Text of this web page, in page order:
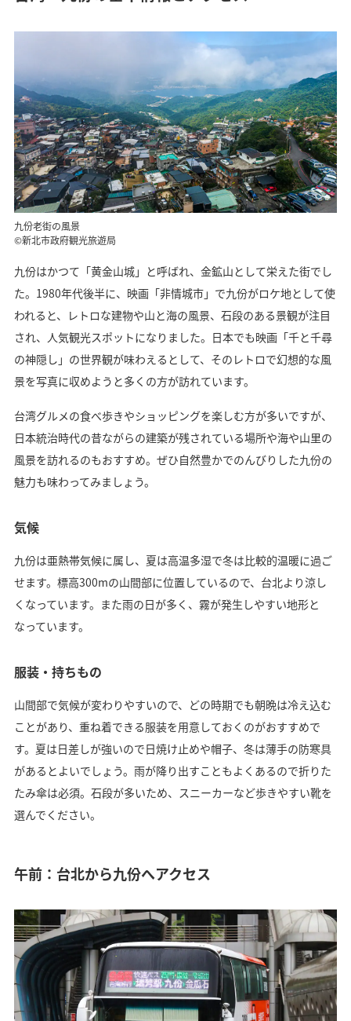
九份老街の風景
©新北市政府観光旅遊局
九份はかつて「黄金山城」と呼ばれ、金鉱山として栄えた街でし
た。1980年代後半に、映画「非情城市」で九份がロケ地として使
われると、レトロな建物や山と海の風景、石段のある景観が注目
され、人気観光スポットになりました。日本でも映画「千と千尋
の神隠し」の世界観が味わえるとして、そのレトロで幻想的な風
景を写真に収めようと多くの方が訪れています。
台湾グルメの食べ歩きやショッピングを楽しむ方が多いですが、
日本統治時代の昔ながらの建築が残されている場所や海や山里の
風景を訪れるのもおすすめ。ぜひ自然豊かでのんびりした九份の
魅力も味わってみましょう。
気候
九份は亜熱帯気候に属し、夏は高温多湿で冬は比較的温暖に過ご
せます。標高300mの山間部に位置しているので、台北より涼し
くなっています。また雨の日が多く、霧が発生しやすい地形と
なっています。
服装・持ちもの
山間部で気候が変わりやすいので、どの時期でも朝晩は冷え込む
ことがあり、重ね着できる服装を用意しておくのがおすすめで
す。夏は日差しが強いので日焼け止めや帽子、冬は薄手の防寒具
があるとよいでしょう。雨が降り出すこともよくあるので折りた
たみ傘は必須。石段が多いため、スニーカーなど歩きやすい靴を
選んでください。
午前：台北から九份へアクセス